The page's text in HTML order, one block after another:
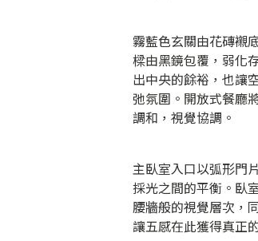
霧藍色玄關由花磚襯
樑由黑鏡包覆，弱化
出中央的餘裕，也讓
弛氛圍。開放式餐廳
調和，視覺協調。
主臥室入口以弧形門
採光之間的平衡。臥
腰牆般的視覺層次，
讓五感在此獲得真正